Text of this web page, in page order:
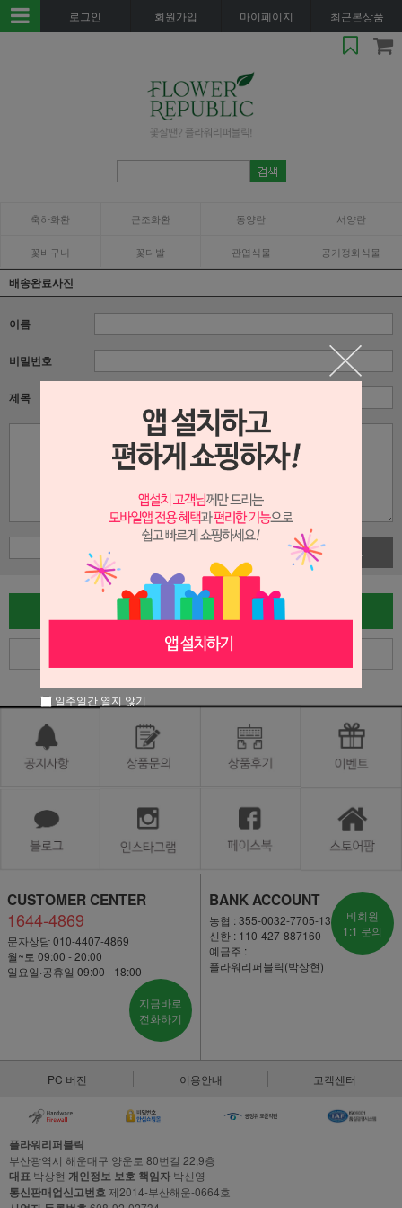
로그인 회원가입 마이페이지 최근본상품
축하화환 근조화환 동양란 서양란
꽃바구니 꽃다발 관엽식물 공기정화식물
배송완료사진
이름
비밀번호
제목
사진첨부
목록
CUSTOMER CENTER
1644-4869
문자상담 010-4407-4869
월~토 09:00 - 20:00
일요일·공휴일 09:00 - 18:00
지금바로
전화하기
BANK ACCOUNT
농협 : 355-0032-7705-13
신한 : 110-427-887160
예금주 :
플라워리퍼블릭(박상현)
비회원
1:1 문의
PC 버전 이용안내 고객센터
플라워리퍼블릭
부산광역시 해운대구 양운로 80번길 22,9층
대표 박상현 개인정보 보호 책임자 박신영
통신판매업신고번호제2014-부산해운-0664호
일주일간 열지 않기